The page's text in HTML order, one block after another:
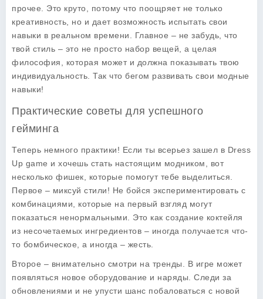
прочее. Это круто, потому что поощряет не только
креативность, но и дает возможность испытать свои
навыки в реальном времени. Главное – не забудь, что
твой стиль – это не просто набор вещей, а целая
философия, которая может и должна показывать твою
индивидуальность. Так что бегом развивать свои модные
навыки!
Практические советы для успешного
гейминга
Теперь немного практики! Если ты всерьез зашел в Dress
Up game и хочешь стать настоящим модником, вот
несколько фишек, которые помогут тебе выделиться.
Первое – миксуй стили! Не бойся экспериментировать с
комбинациями, которые на первый взгляд могут
показаться ненормальными. Это как создание коктейля
из несочетаемых ингредиентов – иногда получается что-
то бомбическое, а иногда – жесть.
Второе – внимательно смотри на тренды. В игре может
появляться новое оборудование и наряды. Следи за
обновлениями и не упусти шанс побаловаться с новой